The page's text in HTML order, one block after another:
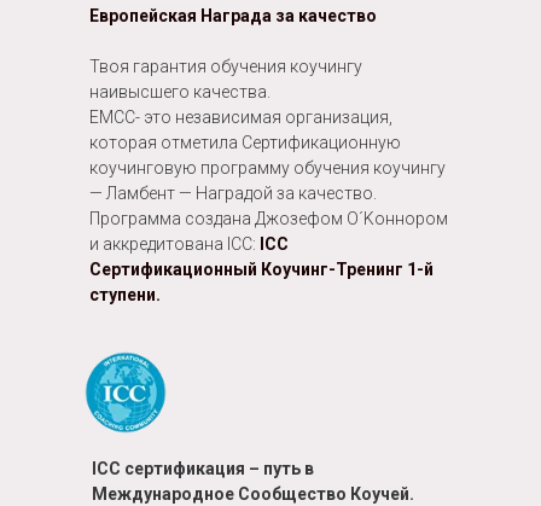
Европейская Награда за качествo
Твоя гарантия обучения коучингу
наивысшего качества.
EMCC- это независимая организация,
которая отметила Cертификационную
коучинговую программу обучения коучингу
— Ламбент — Наградой за качество.
Программа создана Джозефом О´Kоннором
и аккредитована ICC: ICC
Сертификационный Коучинг-Тренинг 1-й
ступени.
ICC сертификация – путь в
Международное Сообщество Коучей.